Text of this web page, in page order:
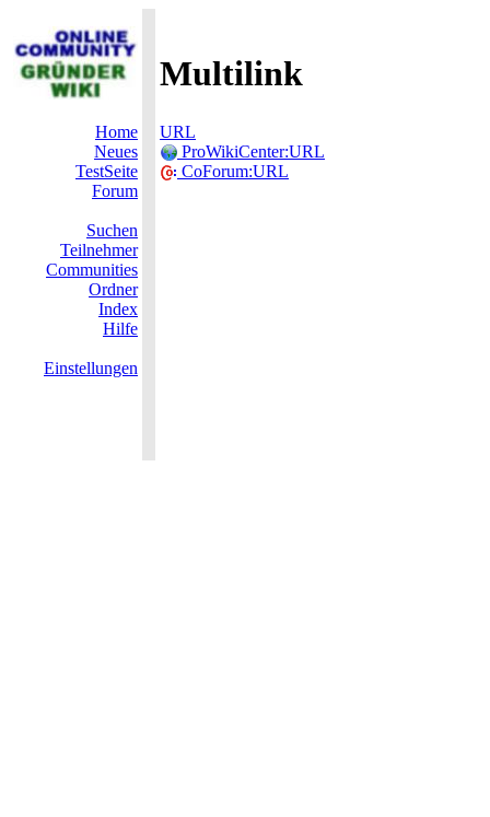
Multilink
Home
Neues
TestSeite
Forum
Suchen
Teilnehmer
Communities
Ordner
Index
Hilfe
Einstellungen
URL
ProWikiCenter:URL
CoForum:URL